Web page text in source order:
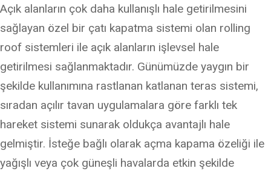
Açık alanların çok daha kullanışlı hale getirilmesini
sağlayan özel bir çatı kapatma sistemi olan rolling
roof sistemleri ile açık alanların işlevsel hale
getirilmesi sağlanmaktadır. Günümüzde yaygın bir
şekilde kullanımına rastlanan katlanan teras sistemi,
sıradan açılır tavan uygulamalara göre farklı tek
hareket sistemi sunarak oldukça avantajlı hale
gelmiştir. İsteğe bağlı olarak açma kapama özeliği ile
yağışlı veya çok güneşli havalarda etkin şekilde